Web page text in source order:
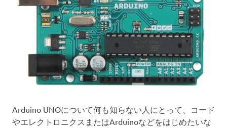
Arduino UNOについて何も知らない人にとって、コード
やエレクトロニクスまたはArduinoなどをはじめたいな